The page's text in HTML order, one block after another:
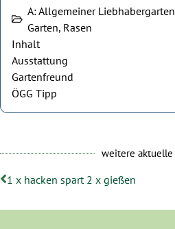
A: Allgemeiner
Garten, Rasen
Inhalt
Ausstattung
Gartenfreund
ÖGG Tipp
weitere aktuelle
1 x hacken spart 2 x gießen